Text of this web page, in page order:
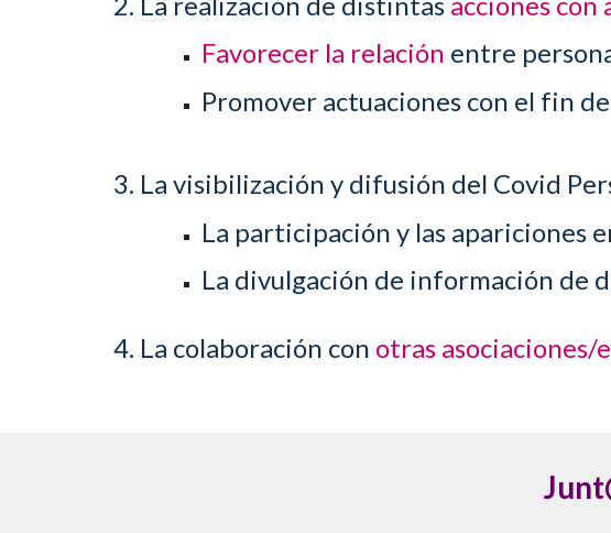
Favorecer la relación entre
Promover actuaciones con el fin de
3. La visibilización y difusión del Covid
La participación y las apariciones
La divulgación de información de
4. La colaboración con otras asociaciones/